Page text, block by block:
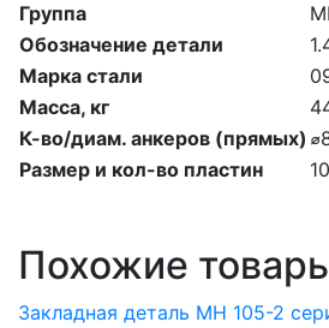
Группа
Обозначение детали
Марка стали
Масса, кг
К-во/диам. анкеров (прямых)
Размер и кол-во пластин
Похожие
Закладная деталь МН 105-2